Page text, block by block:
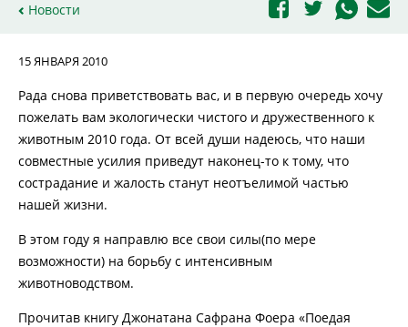
Новости
15 ЯНВАРЯ 2010
Рада снова приветствовать вас, и в первую очередь хочу
пожелать вам экологически чистого и дружественного к
животным 2010 года. От всей души надеюсь, что наши
совместные усилия приведут наконец-то к тому, что
сострадание и жалость станут неотъелимой частью
нашей жизни.
В этом году я направлю все свои силы(по мере
возможности) на борьбу с интенсивным
животноводством.
Прочитав книгу Джонатана Сафрана Фоера «Поедая